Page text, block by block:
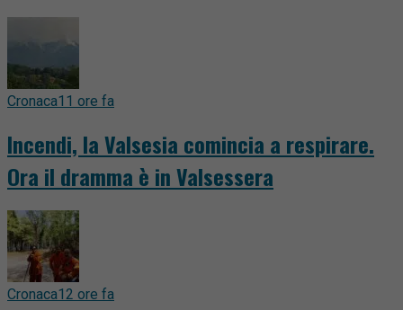
Cronaca11 ore fa
Incendi, la Valsesia comincia a respirare.
Ora il dramma è in Valsessera
Cronaca12 ore fa